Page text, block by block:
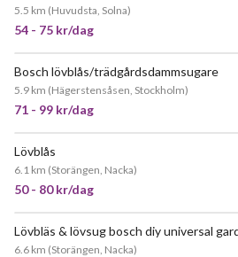
5.5 km (Huvudsta, Solna)
54 - 75 kr/dag
Bosch lövblås/trädgårdsdammsugare
5.9 km (Hägerstensåsen, Stockholm)
71 - 99 kr/dag
Lövblås
6.1 km (Storängen, Nacka)
50 - 80 kr/dag
Lövbläs & lövsug bosch diy universal
6.6 km (Storängen, Nacka)